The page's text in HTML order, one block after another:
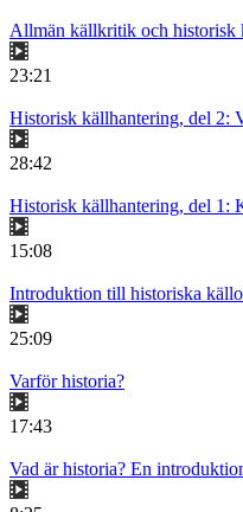
Allmän källkritik och historisk
23:21
Historisk källhantering, del 2:
28:42
Historisk källhantering, del 1:
15:08
Introduktion till historiska
25:09
Varför historia?
17:43
Vad är historia? En